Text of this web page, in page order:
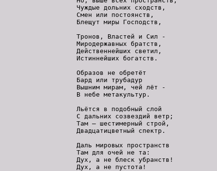
    Чуждые дольних сходств,
    Смен или постоянств,
    Блещут миры Господств,
    Тронов, Властей и Сил -
    Миродержавных братств,
    Действеннейших светил,
    Истиннейших богатств.
    Образов не обретёт
    Бард или трубадур
    Вышним мирам, чей лёт -
    В небе метакультур.
    Льётся в подобный слой
    С дальних созвездий ветр;
    Там – шестимерный строй,
    Двадцатицветный спектр.
    Даль мировых пространств
    Там для очей не та:
    Дух, а не блеск убранств!
    Дух, а не пустота!